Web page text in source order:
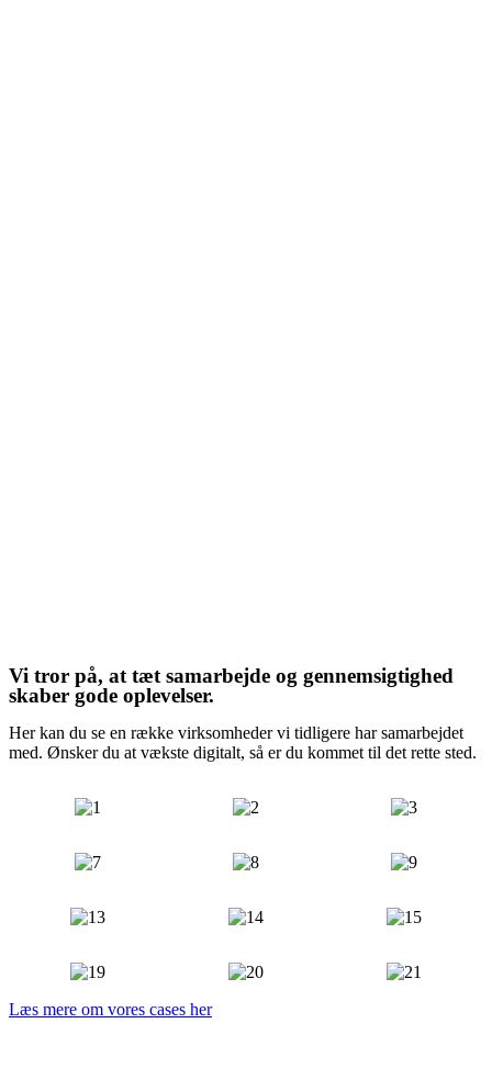
Vi tror på, at tæt samarbejde og gennemsigtighed
skaber gode oplevelser.
Her kan du se en række virksomheder vi tidligere har samarbejdet
med. Ønsker du at vækste digitalt, så er du kommet til det rette sted.
Læs mere om vores cases her